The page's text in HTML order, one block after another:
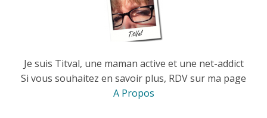
Je suis Titval, une maman active et une net-addict
Si vous souhaitez en savoir plus, RDV sur ma page
A Propos